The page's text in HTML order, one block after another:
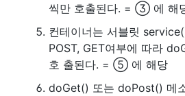
씩만 호출된다. = ③ 에 해
컨테이너는 서블릿
POST, GET여부에 따라
호 출된다. = ⑤ 에 해당
doGet() 또는 doPost() 메